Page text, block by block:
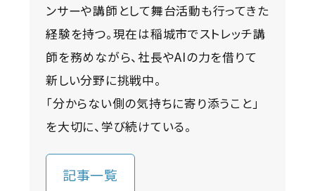
ンサーや講師として舞台活動も行ってきた
経験を持つ。現在は稲城市でストレッチ講
師を務めながら、社長やAIの力を借りて
新しい分野に挑戦中。
「分からない側の気持ちに寄り添うこと」
を大切に、学び続けている。
記事一覧